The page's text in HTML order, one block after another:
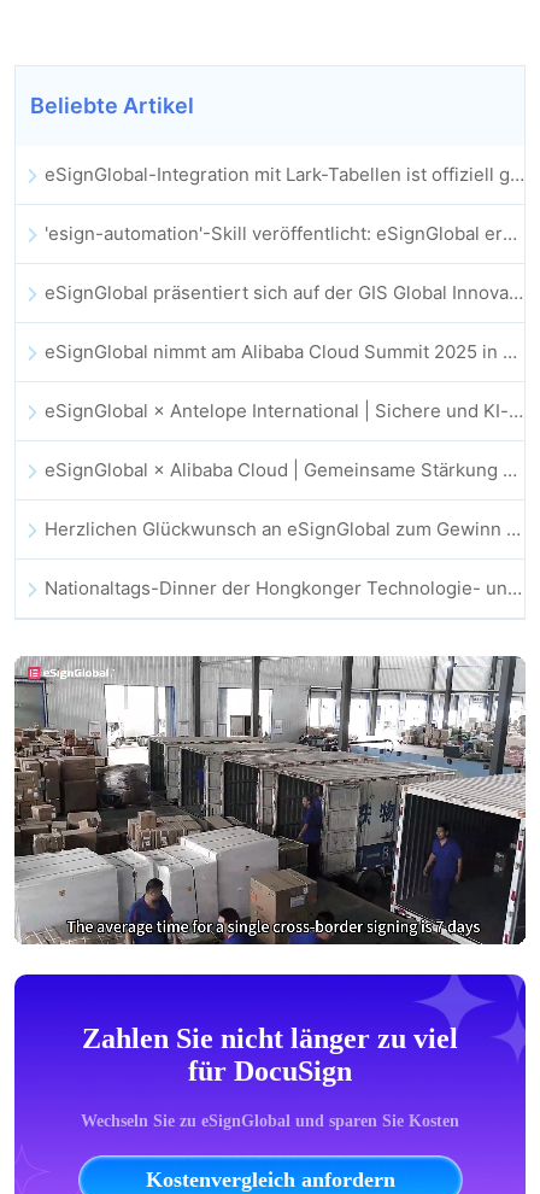
Beliebte Artikel
eSignGlobal-Integration mit Lark-Tabellen ist offiziell gestartet: Vollständige Automatisierung der elektronischen Vertragsunterzeichnung und -archivierung
'esign-automation'-Skill veröffentlicht: eSignGlobal ermöglicht OpenClaw automatisierte E-Signaturen
eSignGlobal präsentiert sich auf der GIS Global Innovation Exhibition 2025
eSignGlobal nimmt am Alibaba Cloud Summit 2025 in Hongkong teil und treibt KI-gestützte Cloud-Innovationen sowie digitales Vertrauen voran
eSignGlobal × Antelope International | Sichere und KI-gestützte digitale Workflows vorantreiben
eSignGlobal × Alibaba Cloud | Gemeinsame Stärkung des globalen digitalen Vertrauens im Fintech-Bereich
Herzlichen Glückwunsch an eSignGlobal zum Gewinn des CAHK STAR Award 2025!
Nationaltags-Dinner der Hongkonger Technologie- und Innovationsgemeinschaft
Zahlen Sie nicht länger zu viel
für DocuSign
Wechseln Sie zu eSignGlobal und sparen Sie Kosten
Kostenvergleich anfordern